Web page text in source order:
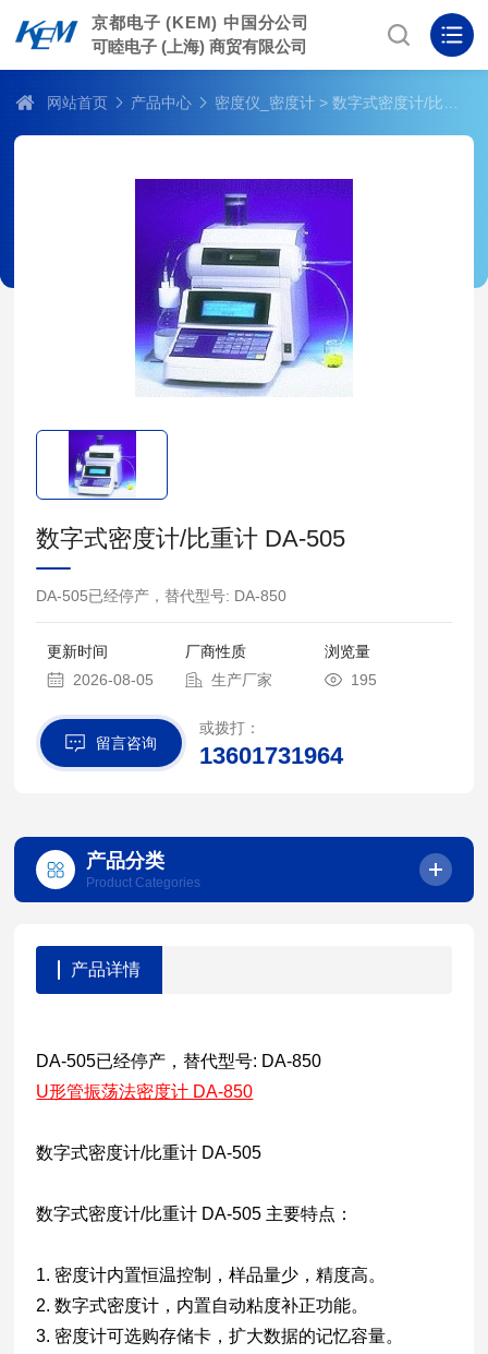
京都电子 (KEM) 中国分公司
可睦电子 (上海) 商贸有限公司
网站首页 产品中心 密度仪_密度计 > 数字式密度计/比重计 DA-505
数字式密度计/比重计 DA-505
DA-505已经停产，替代型号: DA-850
更新时间
2026-08-05
厂商性质
生产厂家
浏览量
195
留言咨询
或拨打：
13601731964
产品分类
Product Categories
产品详情
DA-505已经停产，替代型号: DA-850
U形管振荡法密度计 DA-850
数字式密度计/比重计 DA-505
数字式密度计/比重计 DA-505 主要特点：
1. 密度计内置恒温控制，样品量少，精度高。
2. 数字式密度计，内置自动粘度补正功能。
3. 密度计可选购存储卡，扩大数据的记忆容量。